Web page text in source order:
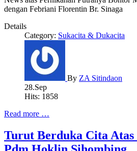
dengan Febriani Florentin Br. Sinaga
Details
Category: Sukacita & Dukacita
By ZA Sitindaon
28.Sep
Hits: 1858
Read more …
Turut Berduka Cita Atas